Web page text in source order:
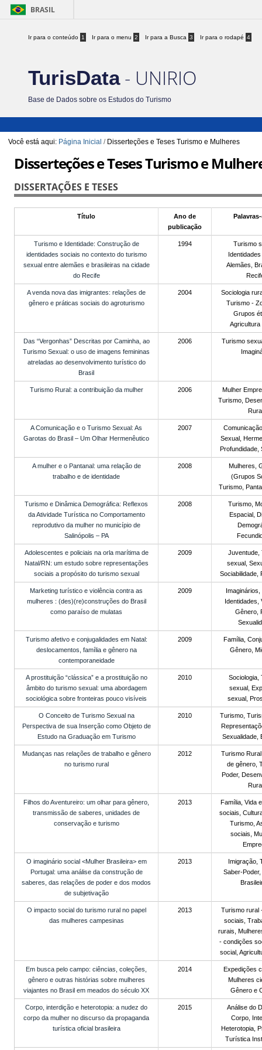
BRASIL
Ir para o conteúdo 1 Ir para o menu 2 Ir para a Busca 3 Ir para o rodapé 4
TurisData- UNIRIO
Base de Dados sobre os Estudos do Turismo
Você está aqui: Página Inicial / Disserteções e Teses Turismo e Mulheres
Disserteções e Teses Turismo e
DISSERTAÇÕES E TESES
Título
Ano de
publicação
Turismo e Identidade: Construção de
identidades sociais no contexto do turismo
sexual entre alemães e brasileiras na cidade
do Recife
1994
Turismo
Alemães,
A venda nova das imigrantes: relações de
gênero e práticas sociais do agroturismo
2004
Sociologia
Turismo -
Grupos
Agricultura
Das “Vergonhas” Descritas por Caminha, ao
Turismo Sexual: o uso de imagens femininas
atreladas ao desenvolvimento turístico do
Brasil
2006
Turismo
Turismo Rural: a contribuição da mulher 2006
Mulher
Turismo,
A Comunicação e o Turismo Sexual: As
Garotas do Brasil – Um Olhar Hermenêutico
2007
Sexual,
Profundidade,
A mulher e o Pantanal: uma relação de
trabalho e de identidade
2008
Mulheres,
(Grupos
Turismo,
Turismo e Dinâmica Demográfica: Reflexos
da Atividade Turística no Comportamento
reprodutivo da mulher no município de
Salinópolis – PA
2008
Turismo,
Espacial,
Adolescentes e policiais na orla marítima de
Natal/RN: um estudo sobre representações
sociais a propósito do turismo sexual
2009
Juventude,
sexual,
Sociabilidade,
Marketing turístico e violência contra as
mulheres : (des)(re)construções do Brasil
como paraíso de mulatas
2009
Identidades,
Gênero,
Turismo afetivo e conjugalidades em Natal:
deslocamentos, família e gênero na
contemporaneidade
2009
Família,
Gênero,
A prostituição “clássica” e a prostituição no
âmbito do turismo sexual: uma abordagem
sociológica sobre fronteiras pouco visíveis
2010
Sociologia,
sexual,
sexual,
O Conceito de Turismo Sexual na
Perspectiva de sua Inserção como Objeto de
Estudo na Graduação em Turismo
2010
Turismo,
Sexualidade,
Mudanças nas relações de trabalho e gênero
no turismo rural
2012
Turismo
de gênero,
Poder,
Filhos do Aventureiro: um olhar para gênero,
transmissão de saberes, unidades de
conservação e turismo
2013
Família, Vida
sociais,
Turismo,
sociais,
O imaginário social <Mulher Brasileira> em
Portugal: uma análise da construção de
saberes, das relações de poder e dos modos
de subjetivação
2013
Imigração,
Saber-
O impacto social do turismo rural no papel
das mulheres campesinas
2013
Turismo rural
sociais,
rurais,
- condições
social,
Em busca pelo campo: ciências, coleções,
gênero e outras histórias sobre mulheres
viajantes no Brasil em meados do século XX
2014
Expedições
Mulheres
Gênero e
Corpo, interdição e heterotopia: a nudez do
corpo da mulher no discurso da propaganda
turística oficial brasileira
2015
Análise do
Corpo,
Heterotopia,
Turística